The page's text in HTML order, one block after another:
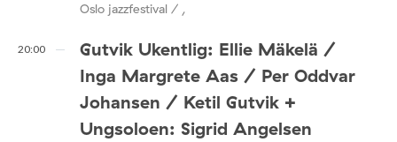
Oslo jazzfestival / ,
20:00
Gutvik Ukentlig: Ellie Mäkelä /
Inga Margrete Aas / Per Oddvar
Johansen / Ketil Gutvik +
Ungsoloen: Sigrid Angelsen